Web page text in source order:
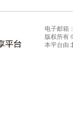
电子邮箱：
版权所有
本平台由